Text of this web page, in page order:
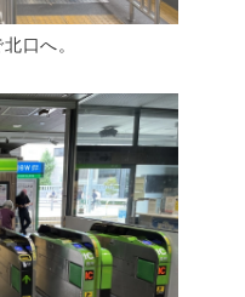
口へ。